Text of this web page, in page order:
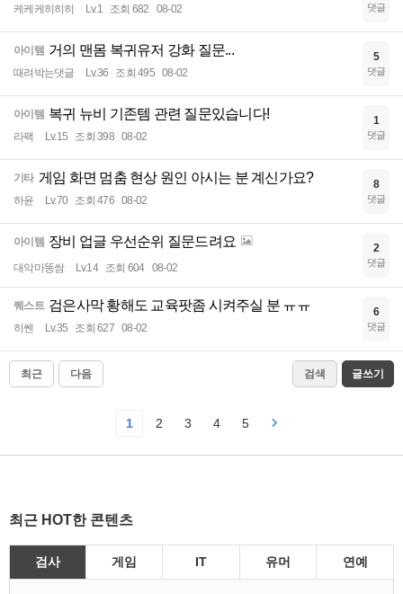
케케케히히히 Lv.1 조회 682 08-02 댓글
아이템 거의 맨몸 복귀유저 강화 질문...
때려박는댓글 Lv.36 조회 495 08-02
5
댓글
아이템 복귀 뉴비 기존템 관련 질문있습니다!
라팩 Lv.15 조회 398 08-02
1
댓글
기타 게임 화면 멈춤 현상 원인 아시는 분 계신가요?
하윤 Lv.70 조회 476 08-02
8
댓글
아이템 장비 업글 우선순위 질문드려요
대악마똥쌈 Lv.14 조회 604 08-02
2
댓글
퀘스트 검은사막 황해도 교육팟좀 시켜주실 분 ㅠㅠ
히쎈 Lv.35 조회 627 08-02
6
댓글
최근 다음 검색 글쓰기
1 2 3 4 5
최근 HOT한 콘텐츠
검사 게임 IT 유머 연예